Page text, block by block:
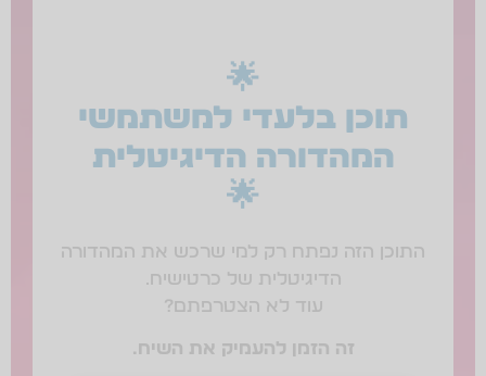
🌟
תוכן בלעדי למשתמשי
המהדורה הדיגיטלית
🌟
התוכן הזה נפתח רק למי שרכש את המהדורה
הדיגיטלית של כרטישיח.
עוד לא הצטרפתם?
זה הזמן להעמיק את השיח.